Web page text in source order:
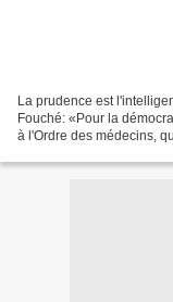
La prudence est
Fouché: «Pour la
à l'Ordre des médecins,